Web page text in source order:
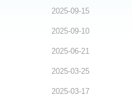
2025-09-15
2025-09-10
2025-06-21
2025-03-25
2025-03-17